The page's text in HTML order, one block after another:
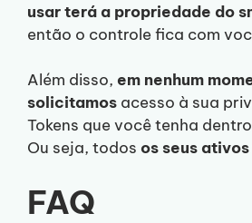
usar terá a propriedade do
então o controle fica com
Além disso, em nenhum
solicitamos acesso à sua
Tokens que você tenha
Ou seja, todos os seus
FAQ